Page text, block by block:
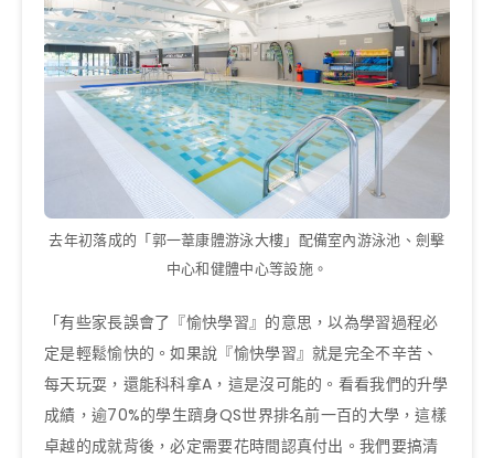
去年初落成的「郭一葦康體游泳大樓」配備室內游泳池、劍擊
中心和健體中心等設施。
「有些家長誤會了『愉快學習』的意思，以為學習過程必
定是輕鬆愉快的。如果說『愉快學習』就是完全不辛苦、
每天玩耍，還能科科拿A，這是沒可能的。看看我們的升學
成績，逾70%的學生躋身QS世界排名前一百的大學，這樣
卓越的成就背後，必定需要花時間認真付出。我們要搞清